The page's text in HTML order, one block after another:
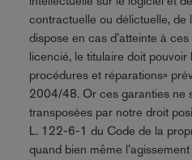
contractuelle ou délictuelle, de
dispose en cas d’atteinte à
licencié, le titulaire doit
procédures et réparations»
2004/48. Or ces garanties ne
transposées par notre droit
L. 122-6-1 du Code de la
quand bien même